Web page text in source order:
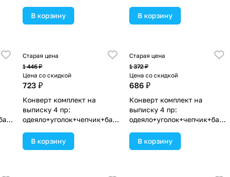
ассортименте.
В корзину
ассортименте.
В корзину
Старая цена
1 446 ₽
Цена со скидкой
723 ₽
Конверт комплект на
выписку 4 пр:
одеяло+уголок+чепчик+бант
ассортименте.
В корзину
Старая цена
1 372 ₽
Цена со скидкой
686 ₽
Конверт комплект на
выписку 4 пр:
одеяло+уголок+чепчик+бант
ассортименте.
В корзину